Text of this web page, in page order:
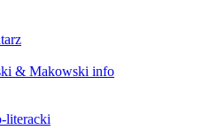
& Makowski info
literacki